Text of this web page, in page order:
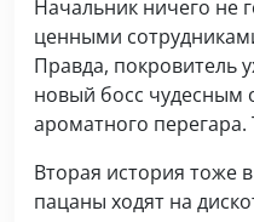
Начальник ничего не
ценными
Правда, покровитель
новый босс чудесным
ароматного перегара.
Вторая история тоже
пацаны ходят на